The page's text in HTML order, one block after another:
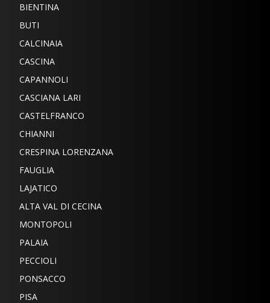
BIENTINA
BUTI
CALCINAIA
CASCINA
CAPANNOLI
CASCIANA LARI
CASTELFRANCO
CHIANNI
CRESPINA LORENZANA
FAUGLIA
LAJATICO
ALTA VAL DI CECINA
MONTOPOLI
PALAIA
PECCIOLI
PONSACCO
PISA